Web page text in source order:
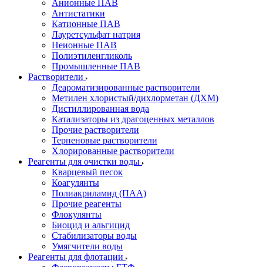
Анионные ПАВ
Антистатики
Катионные ПАВ
Лауретсульфат натрия
Неионные ПАВ
Полиэтиленгликоль
Промышленные ПАВ
Растворители
Деароматизированные растворители
Метилен хлористый/дихлорметан (ДХМ)
Дистиллированная вода
Катализаторы из драгоценных металлов
Прочие растворители
Терпеновые растворители
Хлорированные растворители
Реагенты для очистки воды
Кварцевый песок
Коагулянты
Полиакриламид (ПАА)
Прочие реагенты
Флокулянты
Биоцид и альгицид
Стабилизаторы воды
Умягчители воды
Реагенты для флотации